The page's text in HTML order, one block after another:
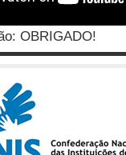
OBRIGADO!